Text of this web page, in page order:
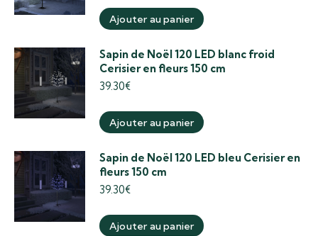
Ajouter au panier
Sapin de Noël 120 LED blanc froid
Cerisier en fleurs 150 cm
39.30€
Ajouter au panier
Sapin de Noël 120 LED bleu Cerisier en
fleurs 150 cm
39.30€
Ajouter au panier